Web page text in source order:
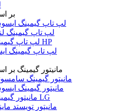
بر
لپ تاپ گیمینگ
لپ تاپ گیمینگ
لپ تاپ گیمینگ HP
لپ تاپ گیمینگ
مانیتور گیمینگ بر
مانیتور گیمینگ
مانیتور گیمینگ
مانیتور گیمینگ LG
مانیتور تویستد